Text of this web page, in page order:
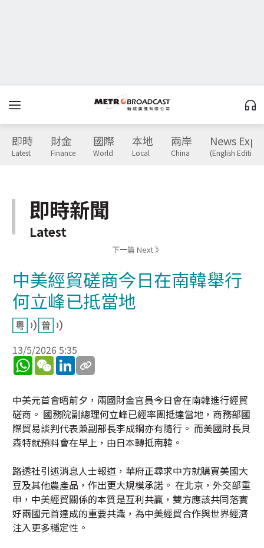
即時
Latest
財金
Finance
國際
World
本地
Local
兩岸
China
News
(English Edition)
即時新聞
Latest
下一篇 Next 》
中美經貿磋商今日在南韓舉行
何立峰已抵當地
13/5/2026 5:35
WhatsApp
WeChatLinkedIn
中美元首會晤前夕，兩國財金官員今日會在南韓進行經貿
磋商。 國務院副總理何立峰已經率團抵達當地，商務部國
際貿易談判代表兼副部長李成鋼亦有隨行。 而美國財長貝
森特就預料會在早上，由日本轉抵南韓。
路透社引述消息人士報道，華府正尋求中方就購買美國大
豆及其他農產品，作出更大規模承諾。 在北京，外交部重
申，中美經貿關係的本質是互利共贏，雙方應該共同落實
好兩國元首達成的重要共識，為中美經貿合作與世界經濟
注入更多穩定性。